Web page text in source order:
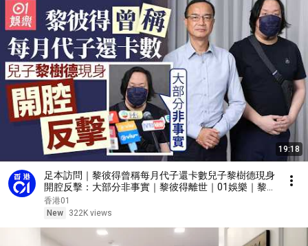
19:18
足本訪問｜黎彼得曾稱每月代子還卡數兒子黎樹德現身
開腔反擊：大部分非事實｜黎彼得離世｜01娛樂｜黎
彼得｜黎樹德｜離世｜卡數
香港01
New
322K views